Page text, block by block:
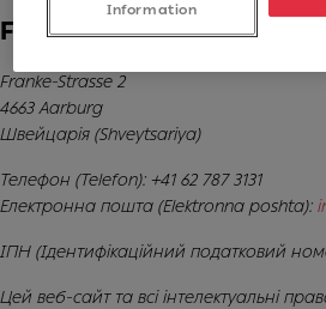
Franke Management AG
Franke-Strasse 2
4663 Aarburg
Швейцарія (Shveytsariya)
Телефон (Telefon): +41 62 787 3131
Електронна пошта (Elektronna poshta):
ІПН (Ідентифікаційний податковий
Цей веб-сайт та всі інтелектуальні
Information